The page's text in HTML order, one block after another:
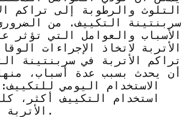
التلوث والرطوبة إلى تراكم
سربنتينة التكييف. من
الأسباب والعوامل التي تؤثر
الأتربة لاتخاذ الإجراءات
تراكم الأتربة في سربنتينة
أن يحدث بسبب عدة أسباب،
استخدام التكييف أكثر،
الأتربة في سربنتينته.